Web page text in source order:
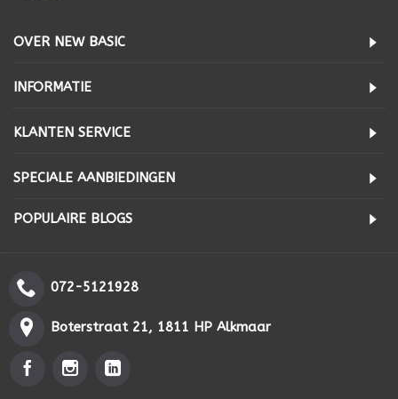
OVER NEW BASIC
INFORMATIE
KLANTEN SERVICE
SPECIALE AANBIEDINGEN
POPULAIRE BLOGS
072-5121928
Boterstraat 21, 1811 HP Alkmaar